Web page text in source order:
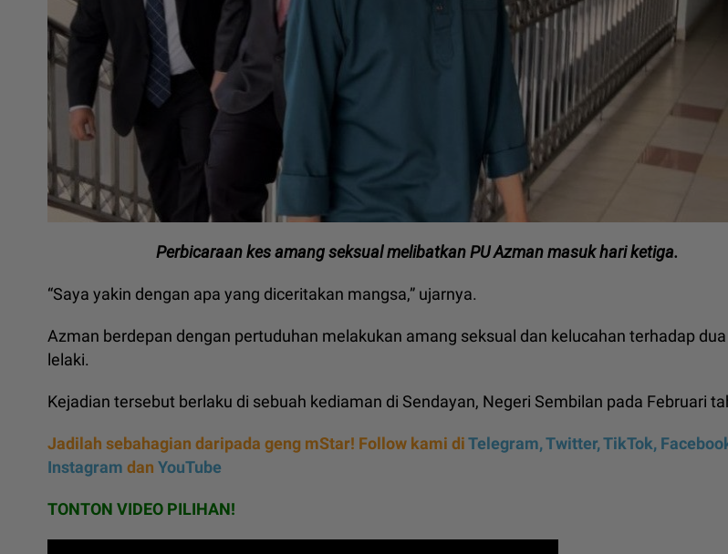
Perbicaraan kes amang seksual melibatkan PU Azman masuk hari ketiga.
“Saya yakin dengan apa yang diceritakan mangsa,” ujarnya.
Azman berdepan dengan pertuduhan melakukan amang seksual dan kelucahan terhadap
lelaki.
Kejadian tersebut berlaku di sebuah kediaman di Sendayan, Negeri Sembilan pada Februari
Jadilah sebahagian daripada geng mStar! Follow kami diTelegram,Twitter,TikTok,
Instagram dan YouTube
TONTON VIDEO PILIHAN!